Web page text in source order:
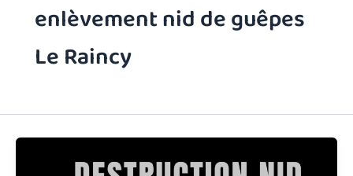
enlèvement nid de guêpes
Le Raincy